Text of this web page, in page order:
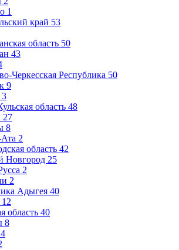
1
край 53
область 50
43
Черкесская Республика 50
9
3
область 48
27
8
2
область 42
Новгород 25
2
2
Адыгея 40
12
область 40
8
4